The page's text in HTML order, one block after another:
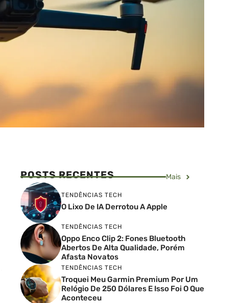
POSTS RECENTES Mais
TENDÊNCIAS TECH
O Lixo De IA Derrotou A Apple
TENDÊNCIAS TECH
Oppo Enco Clip 2: Fones Bluetooth
Abertos De Alta Qualidade, Porém
Afasta Novatos
TENDÊNCIAS TECH
Troquei Meu Garmin Premium Por Um
Relógio De 250 Dólares E Isso Foi O Que
Aconteceu